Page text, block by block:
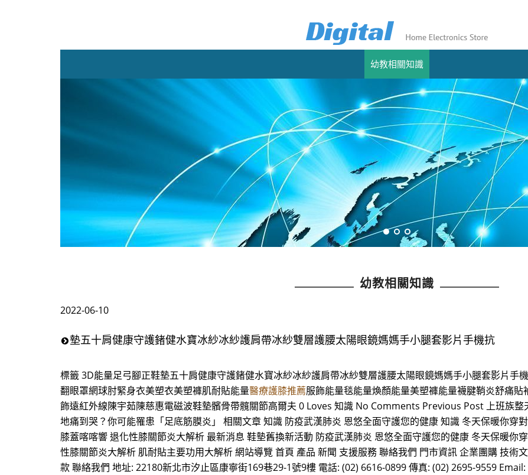
幼教相關知識
幼教相關知識
2022-06-10
墊五十肩健康守護鍺健水寶冰紗冰紗護肩帶冰紗雙層護腰太陽眼鏡媽媽手小腿套影片手機抗
標籤 3D能量足弓腳正鞋墊五十肩健康守護鍺健水寶冰紗冰紗護肩帶冰紗雙層護腰太陽眼鏡媽媽手小腿套影片手
翻眼罩網球肘緊身衣美塑衣美塑褲肌耐貼能量醫療護膝推薦服飾能量毯能量煥顏能量美塑褲能量襪腱鞘炎舒痛
飾遠紅外線陳宇茹陳慈惠電磁波鞋墊髕骨帶髖關節高爾夫 0 Loves 知識 No Comments Previous Post 上班族
地痛到哭？你可能罹患「足底筋膜炎」 相關文章 知識 防疫武漢肺炎 恩悠全面守護您的健康 知識 冬天保暖你穿
膝蓋喀喀響 退化性膝關節炎大解析 最新消息 鞋墊舊換新活動 防疫武漢肺炎 恩悠全面守護您的健康 冬天保暖你
性膝關節炎大解析 肌耐貼主要功用大解析 網站導覽 首頁 產品 新聞 支援服務 聯絡我們 門市資訊 企業團購 技術
款 聯絡我們 地址: 22180新北市汐止區康寧街169巷29-1號9樓 電話: (02) 6616-0899 傳真: (02) 2695-9559